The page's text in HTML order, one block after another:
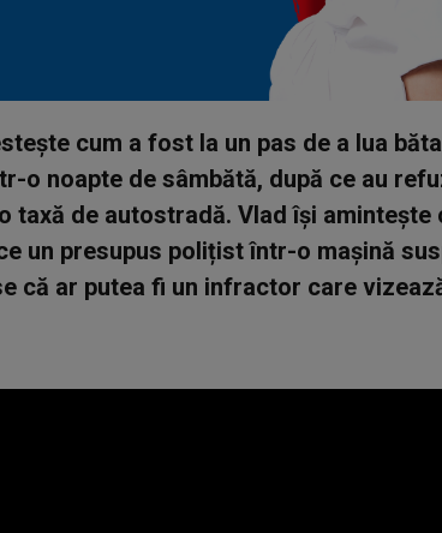
cum a fost la un pas de a lua
o noapte de sâmbătă, după ce au
taxă de autostradă. Vlad își amintește
un presupus polițist într-o mașină
că ar putea fi un infractor care